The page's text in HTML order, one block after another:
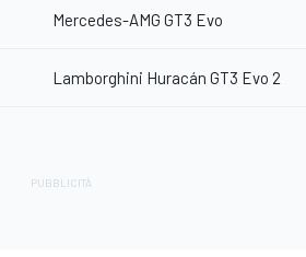
Mercedes-AMG GT3 Evo
Lamborghini Huracán GT3 Evo 2